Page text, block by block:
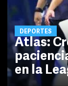
DEPORTES
Atlas:
en la